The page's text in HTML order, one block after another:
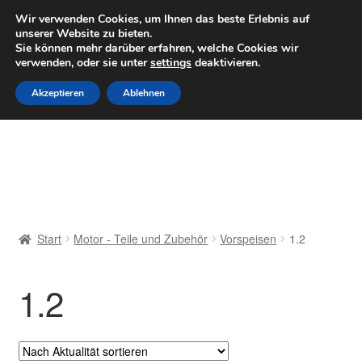
LIEFERUNG ab 6 EUR
Mo–Fr 9–16 Uhr · 0175 7465658
Zur
Navigation
springen
Zum
Inhalt
springen
Datenschutz-Bestimmungen
Impressum
Start Motor - Teile und Zubehör Vorspeisen 1.2
1.2
Wir verwenden Cookies, um Ihnen das beste Erlebnis auf
unserer Website zu bieten.
Sie können mehr darüber erfahren, welche Cookies wir
verwenden, oder sie untersettings deaktivieren.
Akzeptieren Ablehnen